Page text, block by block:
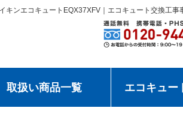
キンエコキュートEQX37XFV｜エコキュート交換工
取扱い商品一覧 エコキュー